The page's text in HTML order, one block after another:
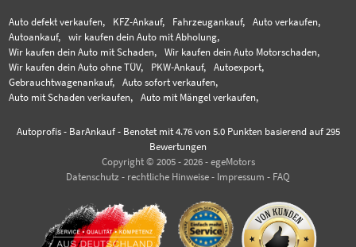
Auto defekt verkaufen, KFZ-Ankauf, Fahrzeugankauf,
Auto verkaufen,
Autoankauf,
wir kaufen dein Auto mit Abholung,
Wir kaufen dein Auto mit Schaden,
Wir kaufen dein Auto Motorschaden,
Wir kaufen dein Auto ohne TÜV,
PKW-Ankauf,
Autoexport,
Gebrauchtwagenankauf,
Auto sofort verkaufen,
Auto mit Schaden verkaufen,
Auto mit Mängel verkaufen,
Autoprofis - BarAnkauf- Benotet mit 4.76von 5.0 Punkten basierend auf 295
Bewertungen
Copyright © 2005 - 2026 - egeMotors
Datenschutz - rechtliche Hinweise - Impressum - FAQ